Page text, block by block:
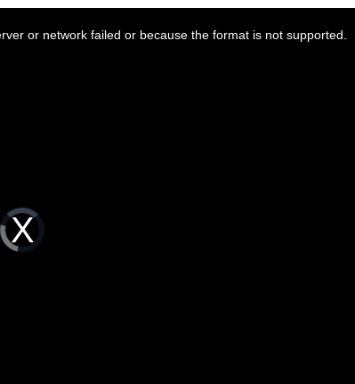
Video
Player
is
loading.
or network failed or because the format is not supported.